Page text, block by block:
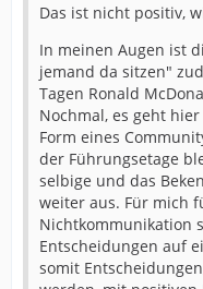
Das ist nicht positiv,
In meinen Augen ist
jemand da sitzen"
Tagen Ronald
Nochmal, es geht
Form eines
der Führungsetage
selbige und das
weiter aus. Für mich
Nichtkommunikation
Entscheidungen auf
somit